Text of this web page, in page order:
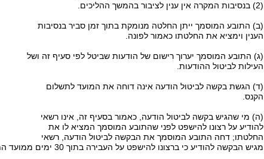
(2) בנסיבות המקרה אין ענין לציבור בהמשך ההליכים.
(ב) התובע המוסמך ייתן החלטה מנומקת בתוך זמן סביר בנסיבות
הענין וימציא את החלטתו כאמור לפונה.
(ג) התובע המוסמך יערוך רישום של הודעות שביטל לפי סעיף זה ושל
העילות לביטול ההודעות.
(ד) הגשת בקשה לביטול הודעה אינה דוחה את המועד לתשלום
הקנס.
(ה) מי שהגיש בקשה לביטול הודעה, כאמור בסעיף זה, אינו רשאי
להודיע על רצונו להישפט לפני שהתובע המוסמך המציא לו את
החלטתו; דחה התובע המוסמך את הבקשה לביטול הודעה, רשאי
מגיש הבקשה להודיע כי ברצונו להישפט על העבירה בתוך 30 ימים ממועד המצאת ההחלטה.